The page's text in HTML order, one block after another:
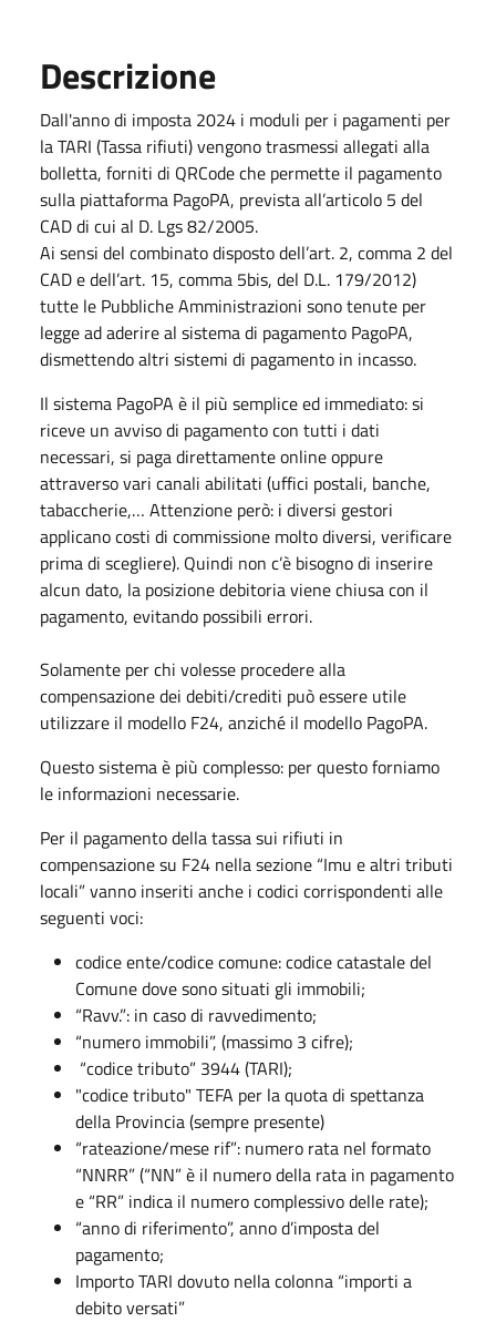
Descrizione
Dall'anno di imposta 2024 i moduli per i pagamenti per
la TARI (Tassa rifiuti) vengono trasmessi allegati alla
bolletta, forniti di QRCode che permette il pagamento
sulla piattaforma PagoPA, prevista all’articolo 5 del
CAD di cui al D. Lgs 82/2005.
Ai sensi del combinato disposto dell’art. 2, comma 2 del
CAD e dell’art. 15, comma 5bis, del D.L. 179/2012)
tutte le Pubbliche Amministrazioni sono tenute per
legge ad aderire al sistema di pagamento PagoPA,
dismettendo altri sistemi di pagamento in incasso.
Il sistema PagoPA è il più semplice ed immediato: si
riceve un avviso di pagamento con tutti i dati
necessari, si paga direttamente online oppure
attraverso vari canali abilitati (uffici postali, banche,
tabaccherie,… Attenzione però: i diversi gestori
applicano costi di commissione molto diversi, verificare
prima di scegliere). Quindi non c’è bisogno di inserire
alcun dato, la posizione debitoria viene chiusa con il
pagamento, evitando possibili errori.
Solamente per chi volesse procedere alla
compensazione dei debiti/crediti può essere utile
utilizzare il modello F24, anziché il modello PagoPA.
Questo sistema è più complesso: per questo forniamo
le informazioni necessarie.
Per il pagamento della tassa sui rifiuti in
compensazione su F24 nella sezione “Imu e altri tributi
locali” vanno inseriti anche i codici corrispondenti alle
seguenti voci:
codice ente/codice comune: codice catastale del
Comune dove sono situati gli immobili;
“Ravv.”: in caso di ravvedimento;
“numero immobili”, (massimo 3 cifre);
“codice tributo” 3944 (TARI);
"codice tributo" TEFA per la quota di spettanza
della Provincia (sempre presente)
“rateazione/mese rif”: numero rata nel formato
“NNRR” (“NN” è il numero della rata in pagamento
e “RR” indica il numero complessivo delle rate);
“anno di riferimento”, anno d’imposta del
pagamento;
Importo TARI dovuto nella colonna “importi a
debito versati”